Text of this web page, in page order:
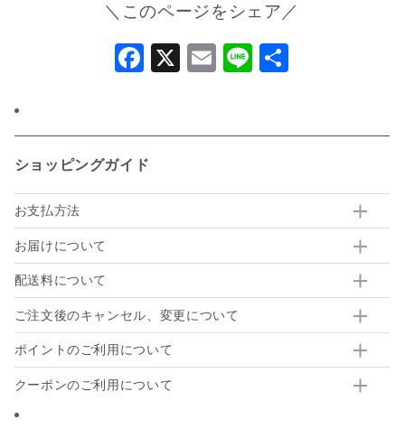
＼このページをシェア／
Facebook
X Email
Line
ショッピングガイド
お支払方法
お届けについて
配送料について
ご注文後のキャンセル、変更について
ポイントのご利用について
クーポンのご利用について